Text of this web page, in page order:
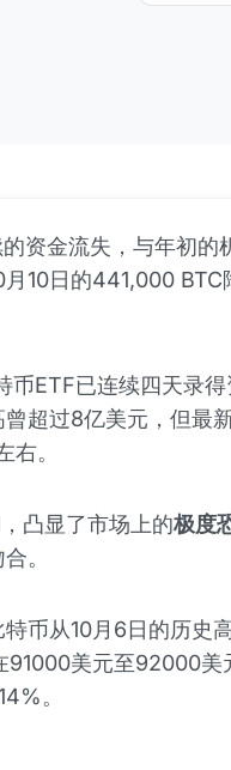
资金流失，与年初的
10日的441,000 BTC
ETF已连续四天录得
超过8亿美元，但最
。
凸显了市场上的极度
。
币从10月6日的历史
美元至92000美
。